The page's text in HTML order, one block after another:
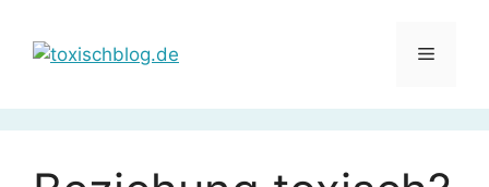
Inhalt
springen
Menü